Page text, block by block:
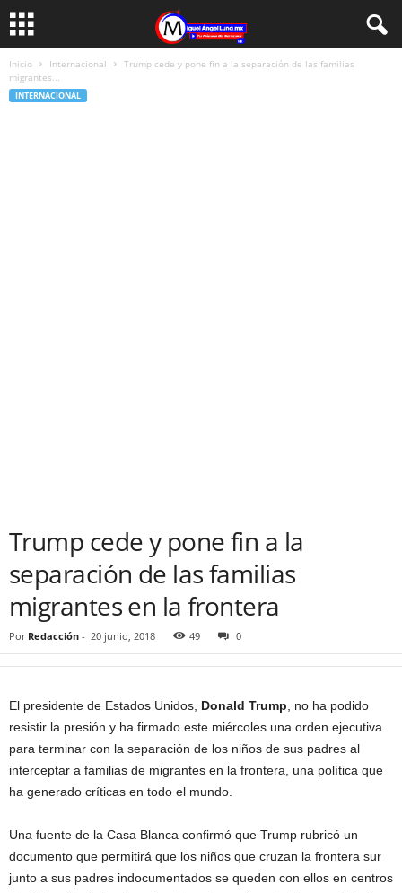
Inicio Internacional
Trump cede y pone fin a la separación de las familias
migrantes...
INTERNACIONAL
Trump cede y pone fin a la
separación de las familias
migrantes en la frontera
Por Redacción - 20 junio, 2018 49 0
El presidente de Estados Unidos, Donald Trump , no ha podido
resistir la presión y ha firmado este miércoles una orden ejecutiva
para terminar con la separación de los niños de sus padres al
interceptar a familias de migrantes en la frontera, una política que
ha generado críticas en todo el mundo.
Una fuente de la Casa Blanca confirmó que Trump rubricó un
documento que permitirá que los niños que cruzan la frontera sur
junto a sus padres indocumentados se queden con ellos en centros